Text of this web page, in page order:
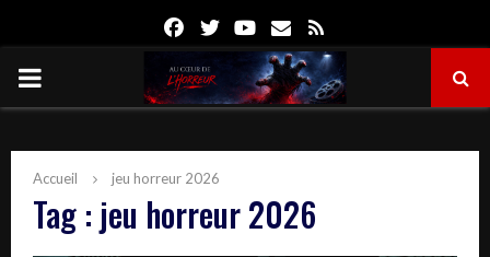
FacebookTwitterYoutube
Email
PRIMARY
Accueil jeu horreur 2026
Tag : jeu horreur 2026